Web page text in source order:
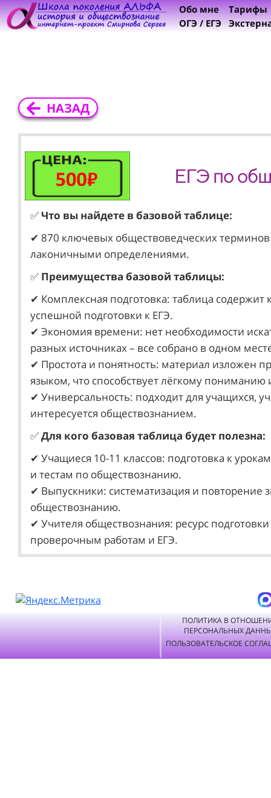
Обо мне
ОГЭ / ЕГЭ
Тарифы
НАЗАД
ЕГЭ по
✅ Что вы найдете в базовой таблице:
✔ 870 ключевых обществоведческих
лаконичными определениями.
✅ Преимущества базовой таблицы:
✔ Комплексная подготовка: таблица
успешной подготовки к ЕГЭ.
✔ Экономия времени: нет необходимости
разных источниках – все собрано в одном
✔ Простота и понятность: материал изложен
языком, что способствует лёгкому
✔ Универсальность: подходит для учащихся,
интересуется обществознанием.
✅Для кого базовая таблица будет полезна:
✔ Учащиеся 10-11 классов: подготовка к
и тестам по обществознанию.
✔ Выпускники: систематизация и повторение
обществознанию.
✔ Учителя обществознания: ресурс
проверочным работам и ЕГЭ.
ПОЛИТИКА В
ПЕРСОНАЛЬНЫХ
ПОЛЬЗОВАТЕЛЬСКОЕ